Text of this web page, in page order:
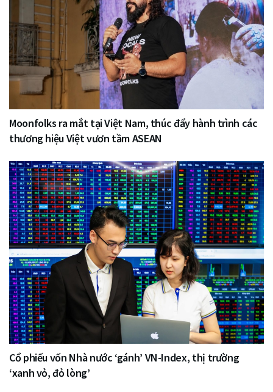
Moonfolks ra mắt tại Việt Nam, thúc đẩy hành trình các
thương hiệu Việt vươn tầm ASEAN
Cổ phiếu vốn Nhà nước ‘gánh’ VN-Index, thị trường
‘xanh vỏ, đỏ lòng’